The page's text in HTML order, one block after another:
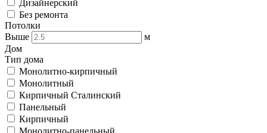
Дизайнерский
Без ремонта
Потолки
Выше
м
Дом
Тип дома
Монолитно-кирпичный
Монолитный
Кирпичный Сталинский
Панельный
Кирпичный
Монолитно-панельный